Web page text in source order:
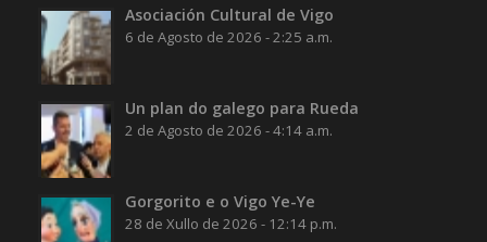
Asociación Cultural de Vigo
6 de Agosto de 2026 - 2:25 a.m.
Un plan do galego para Rueda
2 de Agosto de 2026 - 4:14 a.m.
Gorgorito e o Vigo Ye-Ye
28 de Xullo de 2026 - 12:14 p.m.